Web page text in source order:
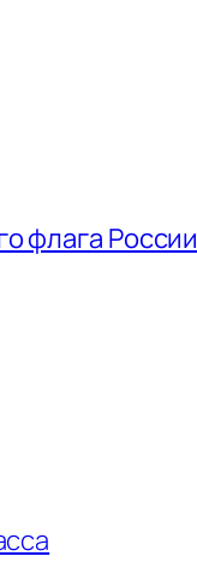
флага России